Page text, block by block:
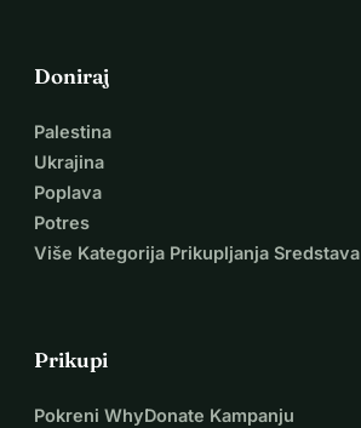
Doniraj
Palestina
Ukrajina
Poplava
Potres
Više Kategorija Prikupljanja Sredstava
Prikupi
Pokreni WhyDonate Kampanju